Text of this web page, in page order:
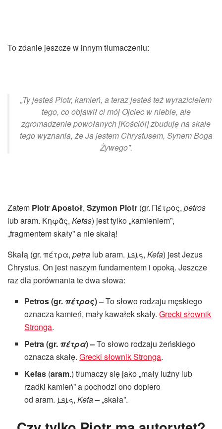
To zdanie jeszcze w innym tłumaczeniu:
„Ty jesteś Piotr, kamień, a teraz jesteś też wyrazicielem
tego, co objawił ci mój Ojciec w niebie, ale
zgromadzenie powołanych [Kościół] zbuduję na skale
tego wyznania, że Ja jestem Chrystusem, Synem Boga
Żywego”.
Zatem Piotr Apostoł, Szymon Piotr (gr. Πέτρος, petros
lub aram. Κηφᾶς, Kefas) jest tylko „kamieniem”,
„fragmentem skały” a nie skałą!
Skałą (gr. πέτρα, petra lub aram. ‏ܟܐܦܐ‎, Kefa) jest Jezus
Chrystus. On jest naszym fundamentem i opoką. Jeszcze
raz dla porównania te dwa słowa:
Petros (gr. πέτρος) –To słowo rodzaju męskiego
oznacza kamień, mały kawałek skały.Grecki słownik
Stronga.
Petra (gr. πέτρα) –To słowo rodzaju żeńskiego
oznacza skałę.Grecki słownik Stronga.
Kefas (aram.) tłumaczy się jako „mały luźny lub
rzadki kamień” a pochodzi ono dopiero
od aram. ‏ܟܐܦܐ‎,Kefa– „skała”.